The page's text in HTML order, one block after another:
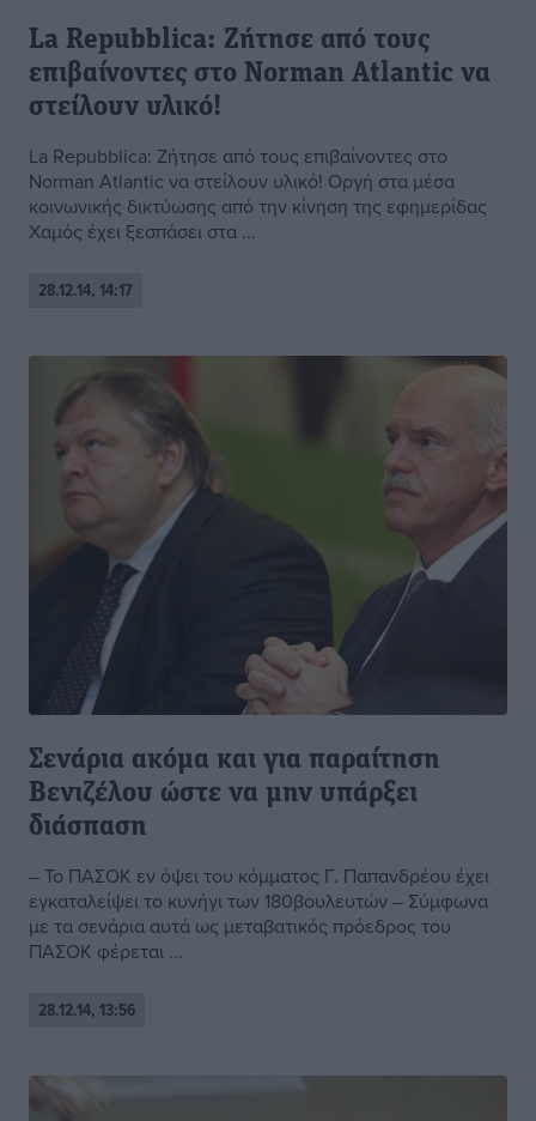
La Repubblica: Ζήτησε από τους
επιβαίνοντες στο Norman Atlantic να
στείλουν υλικό!
La Repubblica: Ζήτησε από τους επιβαίνοντες στο
Norman Atlantic να στείλουν υλικό! Οργή στα μέσα
κοινωνικής δικτύωσης από την κίνηση της εφημερίδας
Χαμός έχει ξεσπάσει στα ...
28.12.14, 14:17
Σενάρια ακόμα και για παραίτηση
Βενιζέλου ώστε να μην υπάρξει
διάσπαση
– Το ΠΑΣΟΚ εν όψει του κόμματος Γ. Παπανδρέου έχει
εγκαταλείψει το κυνήγι των 180βουλευτών – Σύμφωνα
με τα σενάρια αυτά ως μεταβατικός πρόεδρος του
ΠΑΣΟΚ φέρεται ...
28.12.14, 13:56